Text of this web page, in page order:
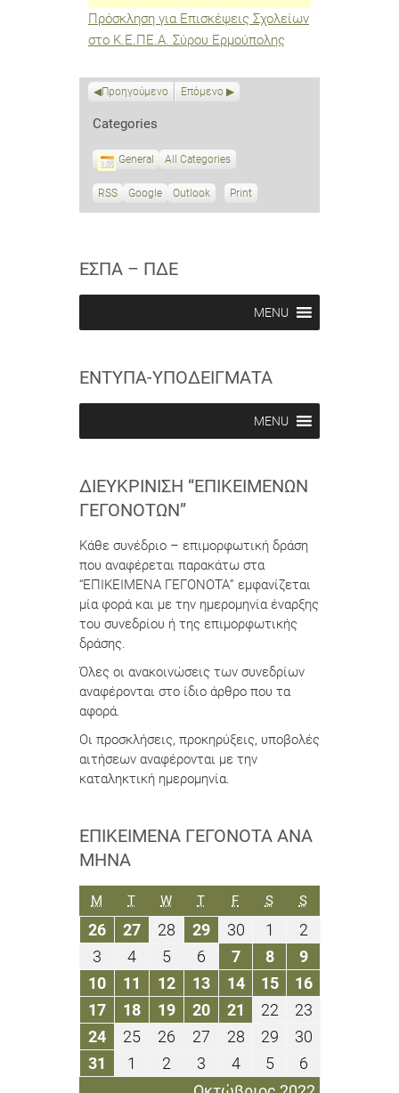
Πρόσκληση για Επισκέψεις Σχολείων
στο Κ.Ε.ΠΕ.Α. Σύρου Ερμούπολης
Προηγούμενο Επόμενο
Categories
General All Categories
RSS
S
r
Google
S
r
Outlook Print
ΕΣΠΑ – ΠΔΕ
MENU
ΕΝΤΥΠΑ-ΥΠΟΔΕΙΓΜΑΤΑ
MENU
ΔΙΕΥΚΡΊΝΙΣΗ “ΕΠΙΚΕΊΜΕΝΩΝ
ΓΕΓΟΝΌΤΩΝ”
Κάθε συνέδριο – επιμορφωτική δράση
που αναφέρεται παρακάτω στα
“ΕΠΙΚΕΙΜΕΝΑ ΓΕΓΟΝΟΤΑ” εμφανίζεται
μία φορά και με την ημερομηνία έναρξης
του συνεδρίου ή της επιμορφωτικής
δράσης.
Όλες οι ανακοινώσεις των συνεδρίων
αναφέρονται στο ίδιο άρθρο που τα
αφορά.
Οι προσκλήσεις, προκηρύξεις, υποβολές
αιτήσεων αναφέρονται με την
καταληκτική ημερομηνία.
ΕΠΙΚΕΊΜΕΝΑ ΓΕΓΟΝΌΤΑ ΑΝΆ
ΜΉΝΑ
M ΔΕΥΤΈΡΑ
TΤΡΊΤΗ
WΤΕΤΆΡΤΗ
TΠΈΜΠΤΗ
FΠΑΡΑΣΚΕΥΉ
SΣΆΒΒΑΤΟ
SΚΥΡΙΑΚΉ
2626
Σεπτεμβρίου
2022
2727
Σεπτεμβρίου
2022
28
Σεπτεμβρίου
2022
2929
Σεπτεμβρίου
2022
3030
Σεπτεμβρίου
2022
1
Οκτωβρίου
2022
22
Οκτωβρίου
2022
3
Οκτωβρίου
2022
44
Οκτωβρίου
2022
55
Οκτωβρίου
2022
6
Οκτωβρίου
2022
77
Οκτωβρίου
2022
88
Οκτωβρίου
2022
99
Οκτωβρίου
2022
1010
Οκτωβρίου
2022
11
Οκτωβρίου
2022
1212
Οκτωβρίου
2022
1313
Οκτωβρίου
2022
1414
Οκτωβρίου
2022
1515
Οκτωβρίου
2022
1616
Οκτωβρίου
2022
1717
Οκτωβρίου
2022
1818
Οκτωβρίου
2022
1919
Οκτωβρίου
2022
2020
Οκτωβρίου
2022
21
Οκτωβρίου
2022
2222
Οκτωβρίου
2022
2323
2022
2424
Οκτωβρίου
2022
2525
Οκτωβρίου
2022
26
Οκτωβρίου
2022
27
Οκτωβρίου
2022
2828
Οκτωβρίου
2022
2929
Οκτωβρίου
2022
3030
2022
31
Οκτωβρίου
1
Νοεμβρίου
2
Νοεμβρίου
3
Νοεμβρίου
44
Νοεμβρίου
55
Νοεμβρίου
66
Νοεμβρίου